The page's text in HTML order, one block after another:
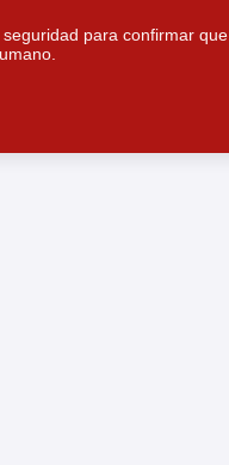
para confirmar que